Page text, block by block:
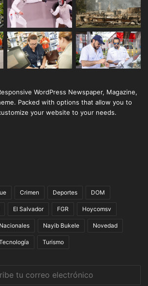
WordPress Newspaper, Magazine,
Packed with options that allow you to
your website to your needs.
Crimen Deportes DOM
El Salvador FGR Hoycomsv
Nacionales Nayib Bukele Novedad
Turismo